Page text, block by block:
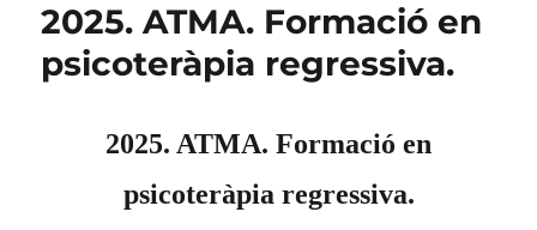
2025. ATMA. Formació en
psicoteràpia regressiva.
2025. ATMA. Formació en
psicoteràpia regressiva.